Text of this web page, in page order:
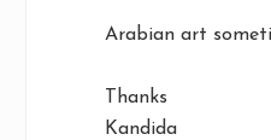
Arabian art
Thanks
Kandida